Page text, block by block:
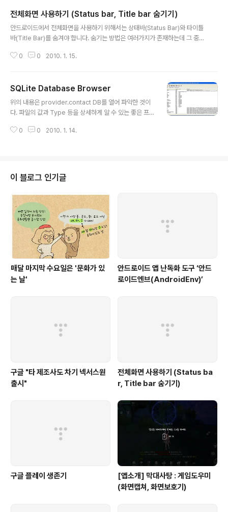
전체화면 사용하기 (Status bar, Title bar 숨기기)
안드로이드에서 전체화면을 사용하기 위해서는 상태바(Status Bar)와 타이틀
바(Title Bar)를 숨겨야 합니다. 숨기는 방법은 여러가지가 존재하는데 그 중
source print? 1.AndroidManifest.xml 에서 Activity의 Theme를 위와
의한 Theme 에서 설정하기 view source print? 1.trueTitle Bar만 없는
상태로 만들기 view source print? 1.trueStatus..
0 0 2010. 1. 15.
SQLite Database Browser
위의 내용은 provider.contact DB를 열어 파악한 것이
다. 파일의 값과 Type 등을 상세하게 알 수 있는 좋은 프로
tezest.com/articles/creating-sqlite-databases-
0 0 2010. 1. 14.
이 블로그 인기글
매달 마지막 수요일은 '문화가 있
는 날'
안드로이드 앱 난독화 도구 ‘안드
로이드엔브(AndroidEnv)’
구글 "타 제조사도 차기 넥서스원
출시"
전체화면 사용하기 (Status ba
r, Title bar 숨기기)
구글 플레이 생존기
[앱소개] 막대사탕 : 게임도우미
(화면캡쳐, 화면보호기)